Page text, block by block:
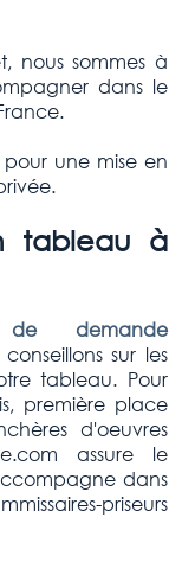
nous sommes à
dans le
une mise en
tableau à
de demande
sur les
tableau. Pour
première place
d'oeuvres
assure le
dans
priseurs